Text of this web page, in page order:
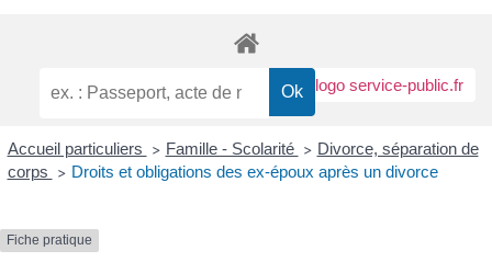
Accueil particuliers > Famille - Scolarité > Divorce, séparation de
corps
> Droits et obligations des ex-époux après un divorce
Fiche pratique